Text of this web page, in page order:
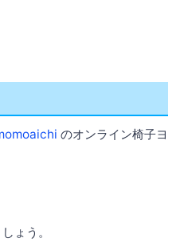
のオンライン椅子ヨ
ょう。